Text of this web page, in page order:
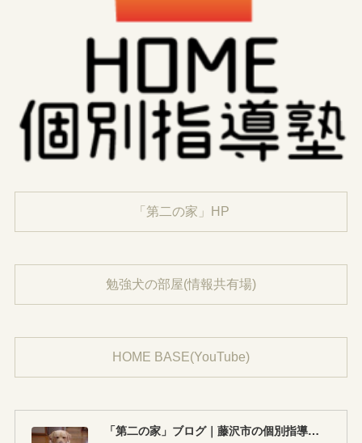
「第二の家」HP
勉強犬の部屋(情報共有場)
HOME BASE(YouTube)
「第二の家」ブログ｜藤沢市の個別指導塾のお話